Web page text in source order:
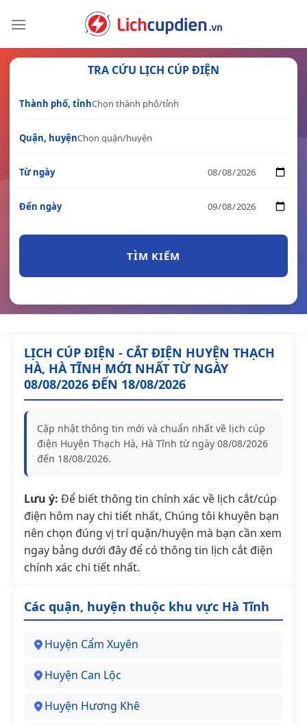
TRA CỨU LỊCH CÚP ĐIỆN
Thành phố, tỉnh
Quận, huyện
Từ ngày
Đến ngày
TÌM KIẾM
LỊCH CÚP ĐIỆN - CẮT ĐIỆN HUYỆN THẠCH
HÀ, HÀ TĨNH MỚI NHẤT TỪ NGÀY
08/08/2026 ĐẾN 18/08/2026
Cập nhật thông tin mới và chuẩn nhất về lịch cúp
điện Huyện Thạch Hà, Hà Tĩnh từ ngày 08/08/2026
đến 18/08/2026.
Lưu ý: Để biết thông tin chính xác về lịch cắt/cúp
điện hôm nay chi tiết nhất, Chúng tôi khuyên bạn
nên chọn đúng vị trí quận/huyện mà bạn cần xem
ngay bảng dưới đây để có thông tin lịch cắt điện
chính xác chi tiết nhất.
Các quận, huyện thuộc khu vực Hà Tĩnh
Huyện Cẩm Xuyên
Huyện Can Lộc
Huyện Hương Khê